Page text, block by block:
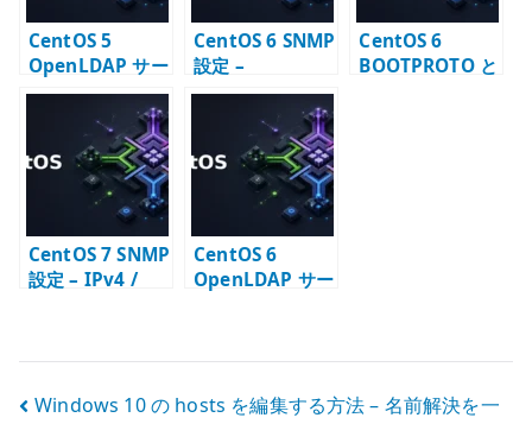
CentOS 5
OpenLDAP サー
バー構築 –
slapd.conf と初
期データ登録
CentOS 6 SNMP
設定 –
snmpd.conf と
監視公開範囲の
CentOS 6
BOOTPROTO と
CentOS 7 SNMP
設定 – IPv4 /
CentOS 6
OpenLDAP サー
投
Windows 10 の hosts を編集する方法 – 名前解決を一